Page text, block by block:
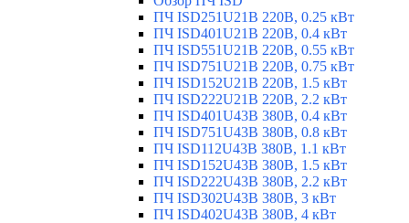
ПЧ ISD251U21B 220В, 0.25 кВт
ПЧ ISD401U21B 220В, 0.4 кВт
ПЧ ISD551U21B 220В, 0.55 кВт
ПЧ ISD751U21B 220В, 0.75 кВт
ПЧ ISD152U21B 220В, 1.5 кВт
ПЧ ISD222U21B 220В, 2.2 кВт
ПЧ ISD401U43B 380В, 0.4 кВт
ПЧ ISD751U43B 380В, 0.8 кВт
ПЧ ISD112U43B 380В, 1.1 кВт
ПЧ ISD152U43B 380В, 1.5 кВт
ПЧ ISD222U43B 380В, 2.2 кВт
ПЧ ISD302U43B 380В, 3 кВт
ПЧ ISD402U43B 380В, 4 кВт